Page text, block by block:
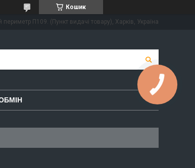
Кошик
П109. (Пункт видачі товару), Харків, Україна
КНОПКА
ЗВ'ЯЗКУ